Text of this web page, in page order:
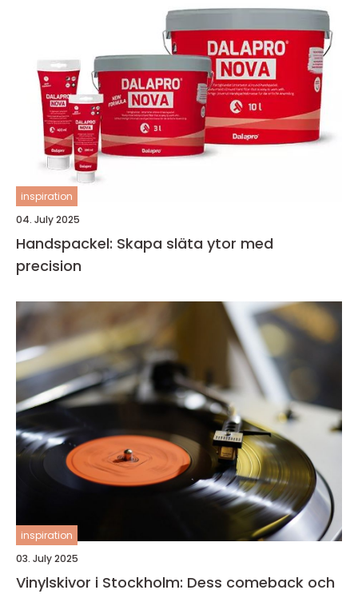
inspiration
04. July 2025
Handspackel: Skapa släta ytor med
precision
inspiration
03. July 2025
Vinylskivor i Stockholm: Dess comeback och